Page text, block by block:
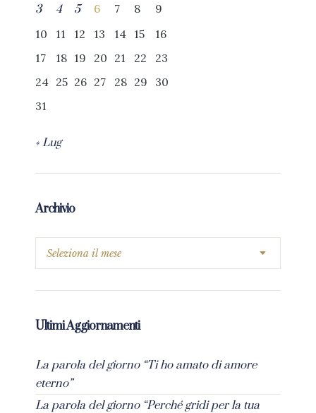
3
4 5 6 7 8
9
10
11 12 13 14 15
16
17
18 19 20 21 22
23
24 25 26 27 28 29
30
31
« Lug
Archivio
Ultimi Aggiornamenti
La parola del giorno “Ti ho amato di amore
eterno”
La parola del giorno “Perché gridi per la tua